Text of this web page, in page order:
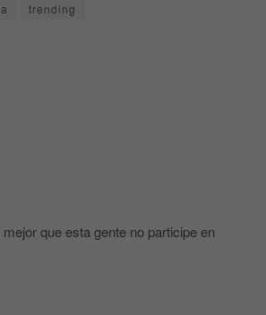
trending
que esta gente no participe en